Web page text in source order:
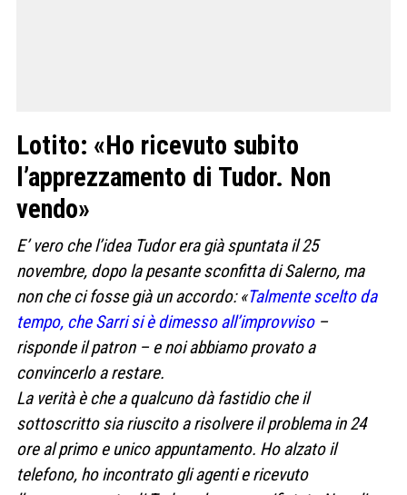
Lotito: «Ho ricevuto subito
l’apprezzamento di Tudor. Non
vendo»
E’ vero che l’idea Tudor era già spuntata il 25
novembre, dopo la pesante sconfitta di Salerno, ma
non che ci fosse già un accordo: «Talmente scelto da
tempo, che Sarri si è dimesso all’improvviso–
risponde il patron – e noi abbiamo provato a
convincerlo a restare.
La verità è che a qualcuno dà fastidio che il
sottoscritto sia riuscito a risolvere il problema in 24
ore al primo e unico appuntamento. Ho alzato il
telefono, ho incontrato gli agenti e ricevuto